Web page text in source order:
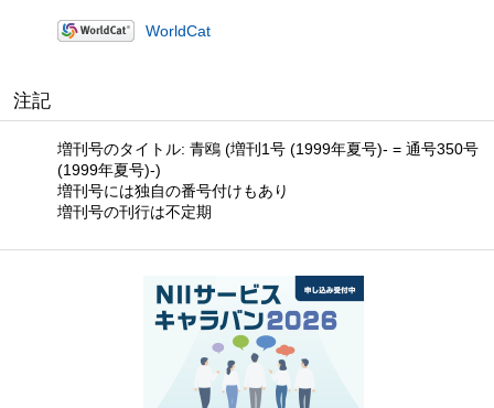
WorldCat
注記
増刊号のタイトル: 青鴎 (増刊1号 (1999年夏号)- = 通号350号
(1999年夏号)-)
増刊号には独自の番号付けもあり
増刊号の刊行は不定期